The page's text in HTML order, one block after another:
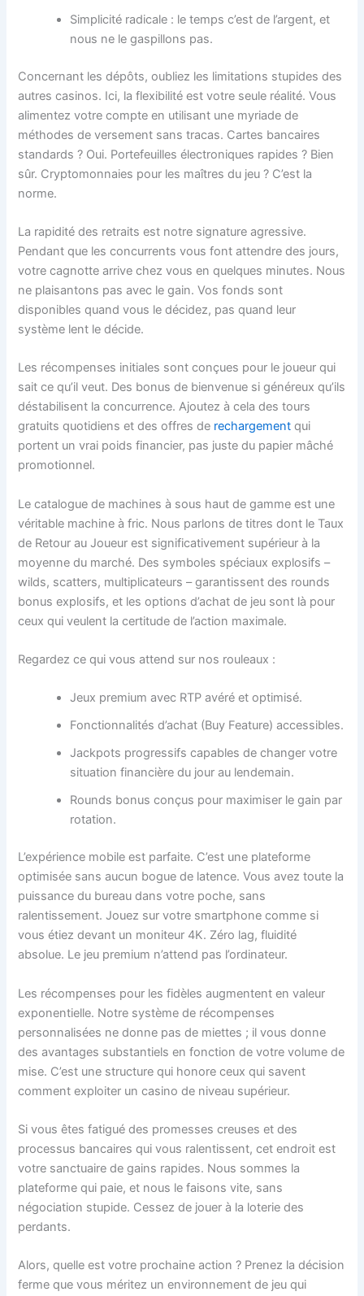
Simplicité radicale : le temps c’est de l’argent, et
nous ne le gaspillons pas.
Concernant les dépôts, oubliez les limitations stupides des
autres casinos. Ici, la flexibilité est votre seule réalité. Vous
alimentez votre compte en utilisant une myriade de
méthodes de versement sans tracas. Cartes bancaires
standards ? Oui. Portefeuilles électroniques rapides ? Bien
sûr. Cryptomonnaies pour les maîtres du jeu ? C’est la
norme.
La rapidité des retraits est notre signature agressive.
Pendant que les concurrents vous font attendre des jours,
votre cagnotte arrive chez vous en quelques minutes. Nous
ne plaisantons pas avec le gain. Vos fonds sont
disponibles quand vous le décidez, pas quand leur
système lent le décide.
Les récompenses initiales sont conçues pour le joueur qui
sait ce qu’il veut. Des bonus de bienvenue si généreux qu’ils
déstabilisent la concurrence. Ajoutez à cela des tours
gratuits quotidiens et des offres de rechargement qui
portent un vrai poids financier, pas juste du papier mâché
promotionnel.
Le catalogue de machines à sous haut de gamme est une
véritable machine à fric. Nous parlons de titres dont le Taux
de Retour au Joueur est significativement supérieur à la
moyenne du marché. Des symboles spéciaux explosifs –
wilds, scatters, multiplicateurs – garantissent des rounds
bonus explosifs, et les options d’achat de jeu sont là pour
ceux qui veulent la certitude de l’action maximale.
Regardez ce qui vous attend sur nos rouleaux :
Jeux premium avec RTP avéré et optimisé.
Fonctionnalités d’achat (Buy Feature) accessibles.
Jackpots progressifs capables de changer votre
situation financière du jour au lendemain.
Rounds bonus conçus pour maximiser le gain par
rotation.
L’expérience mobile est parfaite. C’est une plateforme
optimisée sans aucun bogue de latence. Vous avez toute la
puissance du bureau dans votre poche, sans
ralentissement. Jouez sur votre smartphone comme si
vous étiez devant un moniteur 4K. Zéro lag, fluidité
absolue. Le jeu premium n’attend pas l’ordinateur.
Les récompenses pour les fidèles augmentent en valeur
exponentielle. Notre système de récompenses
personnalisées ne donne pas de miettes ; il vous donne
des avantages substantiels en fonction de votre volume de
mise. C’est une structure qui honore ceux qui savent
comment exploiter un casino de niveau supérieur.
Si vous êtes fatigué des promesses creuses et des
processus bancaires qui vous ralentissent, cet endroit est
votre sanctuaire de gains rapides. Nous sommes la
plateforme qui paie, et nous le faisons vite, sans
négociation stupide. Cessez de jouer à la loterie des
perdants.
Alors, quelle est votre prochaine action ? Prenez la décision
ferme que vous méritez un environnement de jeu qui